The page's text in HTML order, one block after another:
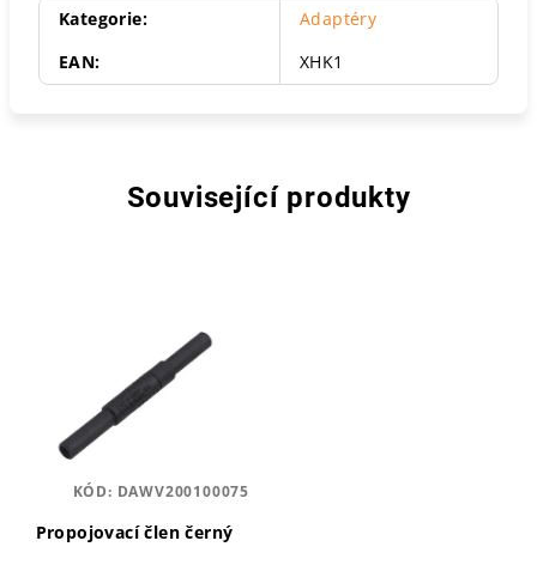
Kategorie:
Adaptéry
EAN: XHK1
Související produkty
Propojovací člen černý
KÓD: DAWV200100075